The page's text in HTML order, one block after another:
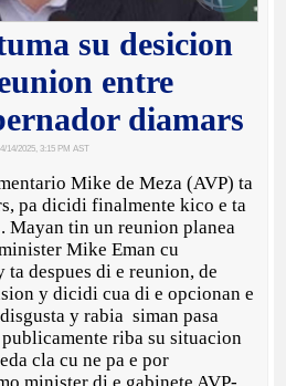
su desicion
entre
diamars
4/14/2025, 3:15 PM AST
Mike de Meza (AVP) ta
pa dicidi finalmente kico e ta
Mayan tin un reunion planea
Mike Eman cu
despues di e reunion, de
y dicidi cua di e opcionan e
y rabia siman pasa
riba su situacion
cla cu ne pa e por